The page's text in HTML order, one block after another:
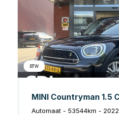
BTW
Automaat - 53544km - 2022